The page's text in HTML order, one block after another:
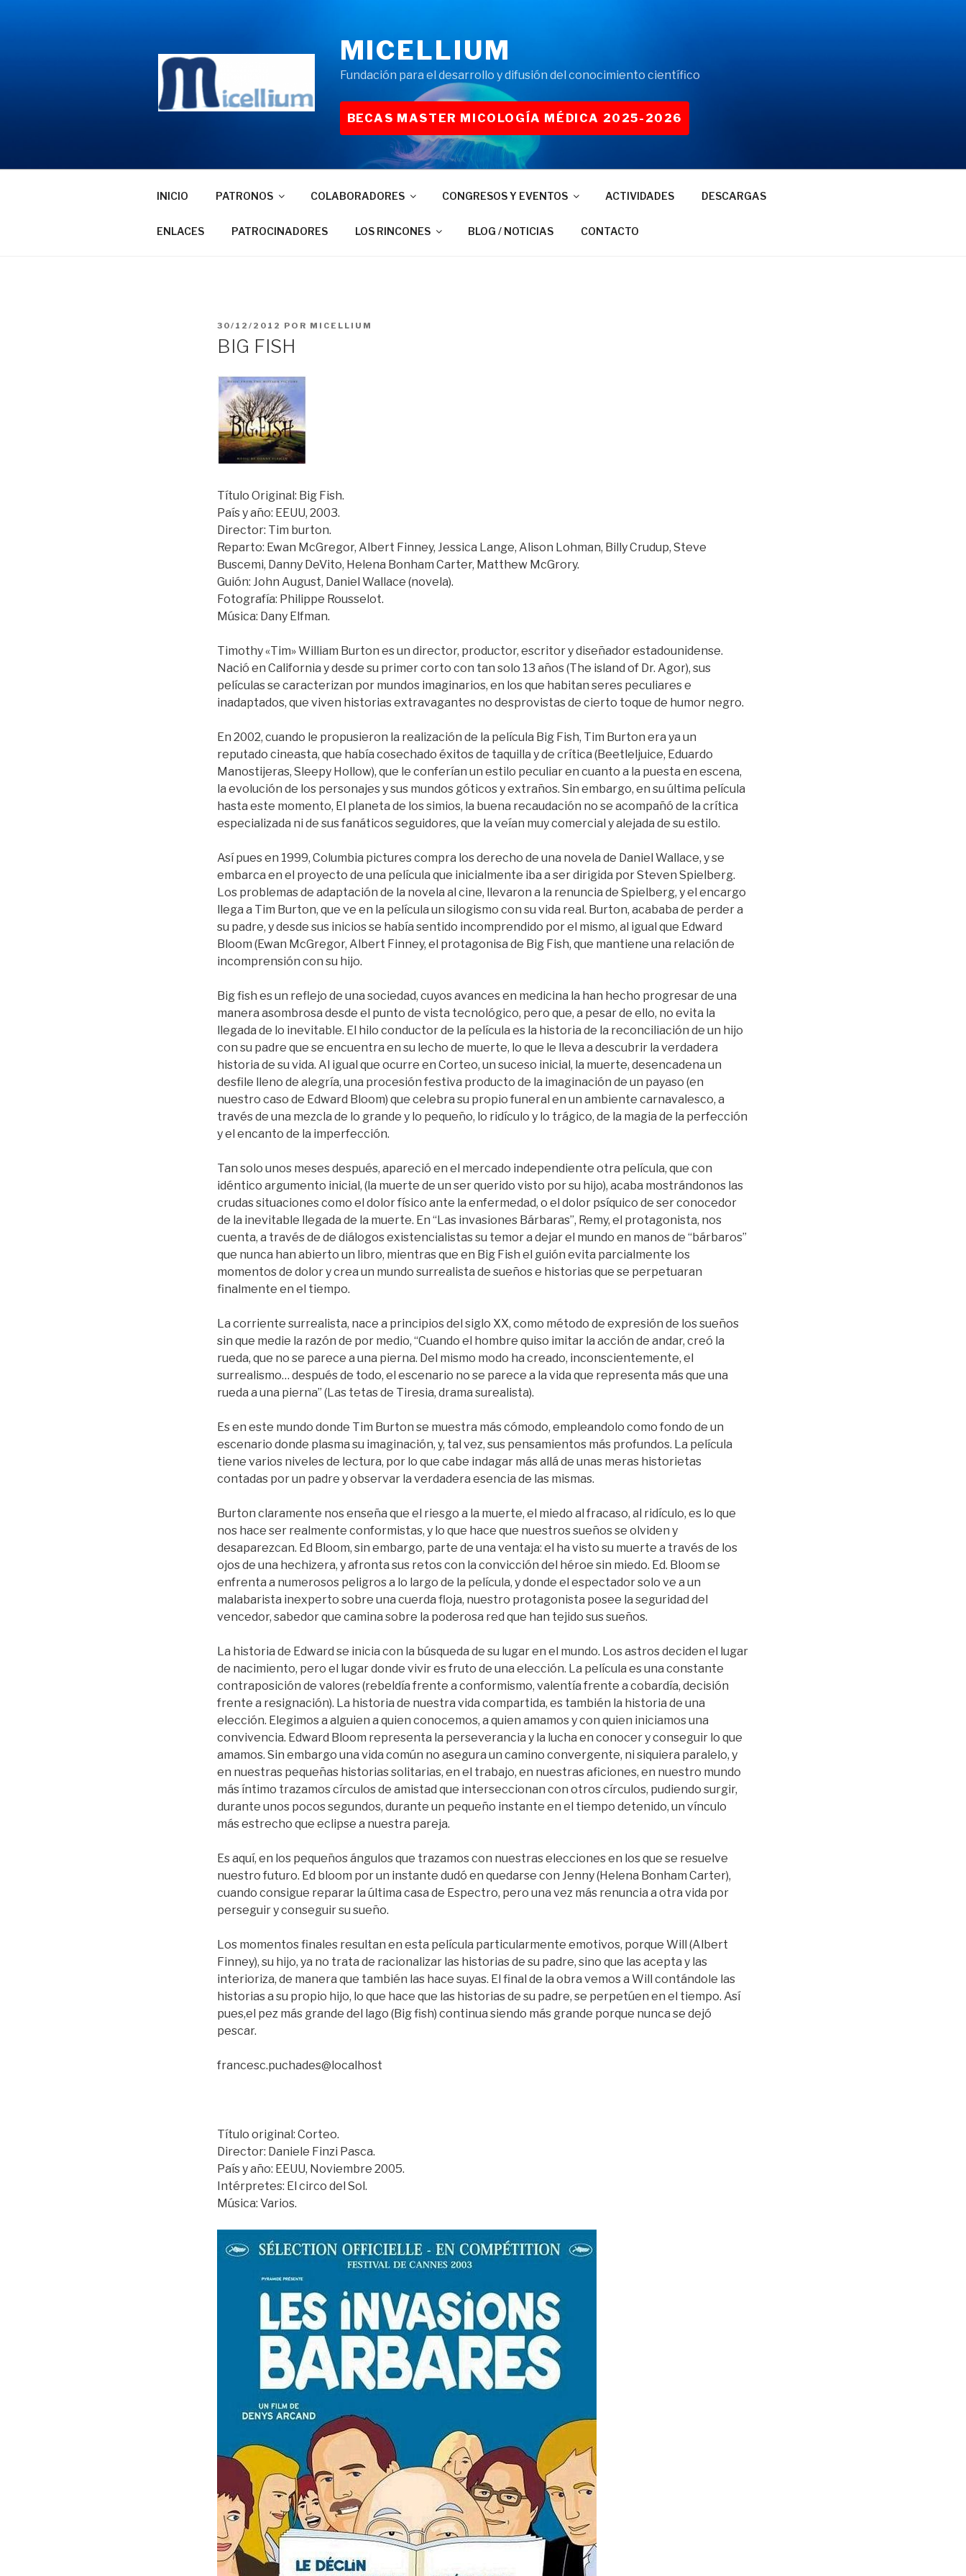
MICELLIUM
Fundación para el desarrollo y difusión del conocimiento científico
BECAS MASTER MICOLOGÍA MÉDICA 2025-2026
INICIO PATRONOS COLABORADORES CONGRESOS Y EVENTOS ACTIVIDADES DESCARGAS
ENLACES PATROCINADORES LOS RINCONES BLOG / NOTICIAS CONTACTO
PUBLICADO
30/12/2012 POR MICELLIUM
BIG FISH
Título Original: Big Fish.
País y año: EEUU, 2003.
Director: Tim burton.
Reparto: Ewan McGregor, Albert Finney, Jessica Lange, Alison Lohman, Billy Crudup, Steve
Buscemi, Danny DeVito, Helena Bonham Carter, Matthew McGrory.
Guión: John August, Daniel Wallace (novela).
Fotografía: Philippe Rousselot.
Música: Dany Elfman.
Timothy «Tim» William Burton es un director, productor, escritor y diseñador estadounidense.
Nació en California y desde su primer corto con tan solo 13 años (The island of Dr. Agor), sus
películas se caracterizan por mundos imaginarios, en los que habitan seres peculiares e
inadaptados, que viven historias extravagantes no desprovistas de cierto toque de humor negro.
En 2002, cuando le propusieron la realización de la película Big Fish, Tim Burton era ya un
reputado cineasta, que había cosechado éxitos de taquilla y de crítica (Beetleljuice, Eduardo
Manostijeras, Sleepy Hollow), que le conferían un estilo peculiar en cuanto a la puesta en escena,
la evolución de los personajes y sus mundos góticos y extraños. Sin embargo, en su última película
hasta este momento, El planeta de los simios, la buena recaudación no se acompañó de la crítica
especializada ni de sus fanáticos seguidores, que la veían muy comercial y alejada de su estilo.
Así pues en 1999, Columbia pictures compra los derecho de una novela de Daniel Wallace, y se
embarca en el proyecto de una película que inicialmente iba a ser dirigida por Steven Spielberg.
Los problemas de adaptación de la novela al cine, llevaron a la renuncia de Spielberg, y el encargo
llega a Tim Burton, que ve en la película un silogismo con su vida real. Burton, acababa de perder a
su padre, y desde sus inicios se había sentido incomprendido por el mismo, al igual que Edward
Bloom (Ewan McGregor, Albert Finney, el protagonisa de Big Fish, que mantiene una relación de
incomprensión con su hijo.
Big fish es un reflejo de una sociedad, cuyos avances en medicina la han hecho progresar de una
manera asombrosa desde el punto de vista tecnológico, pero que, a pesar de ello, no evita la
llegada de lo inevitable. El hilo conductor de la película es la historia de la reconciliación de un hijo
con su padre que se encuentra en su lecho de muerte, lo que le lleva a descubrir la verdadera
historia de su vida. Al igual que ocurre en Corteo, un suceso inicial, la muerte, desencadena un
desfile lleno de alegría, una procesión festiva producto de la imaginación de un payaso (en
nuestro caso de Edward Bloom) que celebra su propio funeral en un ambiente carnavalesco, a
través de una mezcla de lo grande y lo pequeño, lo ridículo y lo trágico, de la magia de la perfección
y el encanto de la imperfección.
Tan solo unos meses después, apareció en el mercado independiente otra película, que con
idéntico argumento inicial, (la muerte de un ser querido visto por su hijo), acaba mostrándonos las
crudas situaciones como el dolor físico ante la enfermedad, o el dolor psíquico de ser conocedor
de la inevitable llegada de la muerte. En “Las invasiones Bárbaras”, Remy, el protagonista, nos
cuenta, a través de de diálogos existencialistas su temor a dejar el mundo en manos de “bárbaros”
que nunca han abierto un libro, mientras que en Big Fish el guión evita parcialmente los
momentos de dolor y crea un mundo surrealista de sueños e historias que se perpetuaran
finalmente en el tiempo.
La corriente surrealista, nace a principios del siglo XX, como método de expresión de los sueños
sin que medie la razón de por medio, “Cuando el hombre quiso imitar la acción de andar, creó la
rueda, que no se parece a una pierna. Del mismo modo ha creado, inconscientemente, el
surrealismo… después de todo, el escenario no se parece a la vida que representa más que una
rueda a una pierna” (Las tetas de Tiresia, drama surealista).
Es en este mundo donde Tim Burton se muestra más cómodo, empleandolo como fondo de un
escenario donde plasma su imaginación, y, tal vez, sus pensamientos más profundos. La película
tiene varios niveles de lectura, por lo que cabe indagar más allá de unas meras historietas
contadas por un padre y observar la verdadera esencia de las mismas.
Burton claramente nos enseña que el riesgo a la muerte, el miedo al fracaso, al ridículo, es lo que
nos hace ser realmente conformistas, y lo que hace que nuestros sueños se olviden y
desaparezcan. Ed Bloom, sin embargo, parte de una ventaja: el ha visto su muerte a través de los
ojos de una hechizera, y afronta sus retos con la convicción del héroe sin miedo. Ed. Bloom se
enfrenta a numerosos peligros a lo largo de la película, y donde el espectador solo ve a un
malabarista inexperto sobre una cuerda floja, nuestro protagonista posee la seguridad del
vencedor, sabedor que camina sobre la poderosa red que han tejido sus sueños.
La historia de Edward se inicia con la búsqueda de su lugar en el mundo. Los astros deciden el lugar
de nacimiento, pero el lugar donde vivir es fruto de una elección. La película es una constante
contraposición de valores (rebeldía frente a conformismo, valentía frente a cobardía, decisión
frente a resignación). La historia de nuestra vida compartida, es también la historia de una
elección. Elegimos a alguien a quien conocemos, a quien amamos y con quien iniciamos una
convivencia. Edward Bloom representa la perseverancia y la lucha en conocer y conseguir lo que
amamos. Sin embargo una vida común no asegura un camino convergente, ni siquiera paralelo, y
en nuestras pequeñas historias solitarias, en el trabajo, en nuestras aficiones, en nuestro mundo
más íntimo trazamos círculos de amistad que interseccionan con otros círculos, pudiendo surgir,
durante unos pocos segundos, durante un pequeño instante en el tiempo detenido, un vínculo
más estrecho que eclipse a nuestra pareja.
Es aquí, en los pequeños ángulos que trazamos con nuestras elecciones en los que se resuelve
nuestro futuro. Ed bloom por un instante dudó en quedarse con Jenny (Helena Bonham Carter),
cuando consigue reparar la última casa de Espectro, pero una vez más renuncia a otra vida por
perseguir y conseguir su sueño.
Los momentos finales resultan en esta película particularmente emotivos, porque Will (Albert
Finney), su hijo, ya no trata de racionalizar las historias de su padre, sino que las acepta y las
interioriza, de manera que también las hace suyas. El final de la obra vemos a Will contándole las
historias a su propio hijo, lo que hace que las historias de su padre, se perpetúen en el tiempo. Así
pues,el pez más grande del lago (Big fish) continua siendo más grande porque nunca se dejó
pescar.
francesc.puchades@localhost
Título original: Corteo.
Director: Daniele Finzi Pasca.
País y año: EEUU, Noviembre 2005.
Intérpretes: El circo del Sol.
Música: Varios.